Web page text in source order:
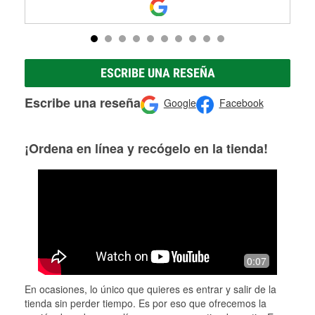
ESCRIBE UNA RESEÑA
Escribe una reseña Google Facebook
¡Ordena en línea y recógelo en la tienda!
0:07
En ocasiones, lo único que quieres es entrar y salir de la
tienda sin perder tiempo. Es por eso que ofrecemos la